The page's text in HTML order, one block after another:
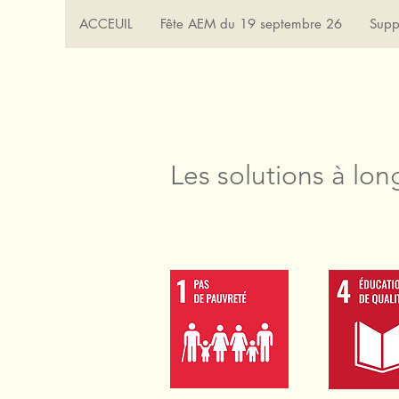
ACCEUIL Fête AEM du 19 septembre 26
Les solutions à